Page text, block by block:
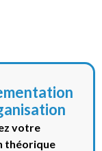
votre
théorique